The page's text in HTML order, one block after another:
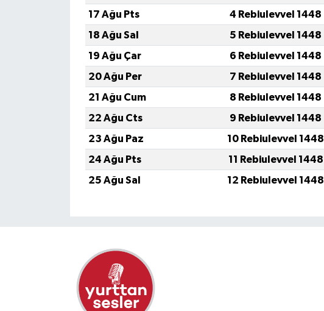
17 Ağu Pts
4 Rebiulevvel 1448
18 Ağu Sal
5 Rebiulevvel 1448
19 Ağu Çar
6 Rebiulevvel 1448
20 Ağu Per
7 Rebiulevvel 1448
21 Ağu Cum
8 Rebiulevvel 1448
22 Ağu Cts
9 Rebiulevvel 1448
23 Ağu Paz
10 Rebiulevvel 1448
24 Ağu Pts
11 Rebiulevvel 1448
25 Ağu Sal
12 Rebiulevvel 1448